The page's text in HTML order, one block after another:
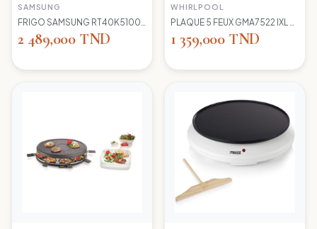
SAMSUNG
2 489,000 TND
WHIRLPOOL
1 359,000 TND